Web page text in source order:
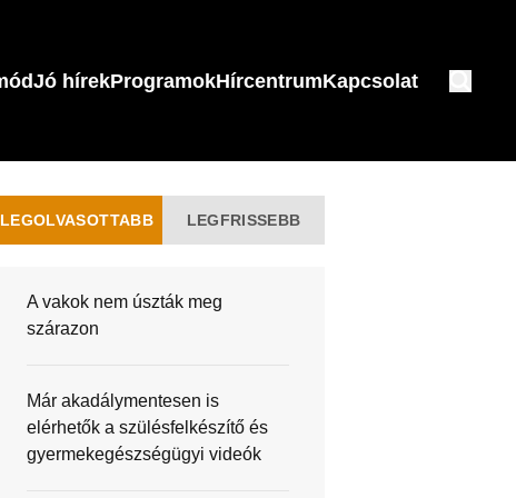
Jó hírekProgramokHírcentrumKapcsolat
LEGOLVASOTTABB LEGFRISSEBB
A vakok nem úszták meg
szárazon
Már akadálymentesen is
elérhetők a szülésfelkészítő és
gyermekegészségügyi videók